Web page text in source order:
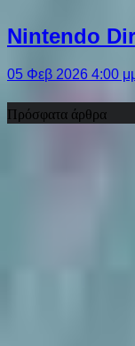
Nintendo
05 Φεβ 2026 4:00
Πρόσφατα άρθρα